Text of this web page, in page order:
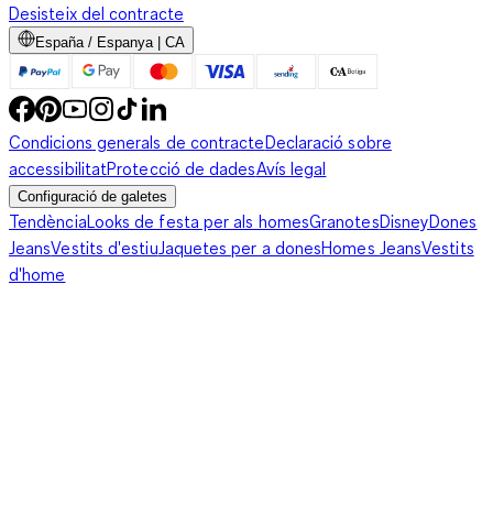
Desisteix del contracte
España / Espanya | CA
Condicions generals de contracteDeclaració sobre
accessibilitatProtecció de dadesAvís legal
Configuració de galetes
TendènciaLooks de festa per als homesGranotesDisneyDones
JeansVestits d'estiuJaquetes per a donesHomes JeansVestits
d'home